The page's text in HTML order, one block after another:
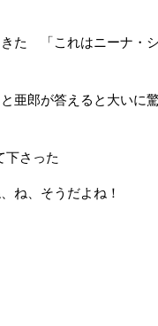
きた 「これはニーナ・
亜郎が答えると大いに
下さった
ね、そうだよね！